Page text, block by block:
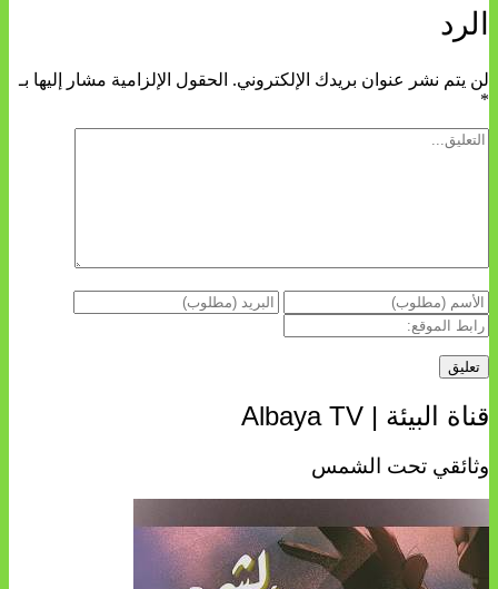
الرد
لن يتم نشر عنوان بريدك الإلكتروني. الحقول الإلزامية مشار إليها بـ
*
قناة البيئة | Albaya TV
وثائقي تحت الشمس